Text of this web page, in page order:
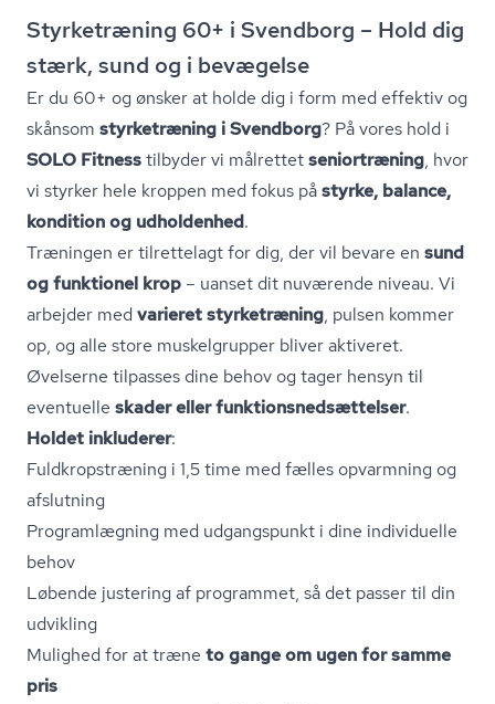
Styrketræning 60+ i Svendborg – Hold dig
stærk, sund og i bevægelse
Er du 60+ og ønsker at holde dig i form med effektiv og
skånsom styrketræning i Svendborg? På vores hold i
SOLO Fitnesstilbyder vi målrettetseniortræning, hvor
vi styrker hele kroppen med fokus påstyrke, balance,
kondition og udholdenhed.
Træningen er tilrettelagt for dig, der vil bevare en sund
og funktionel krop – uanset dit nuværende niveau. Vi
arbejder med varieret styrketræning, pulsen kommer
op, og alle store muskelgrupper bliver aktiveret.
Øvelserne tilpasses dine behov og tager hensyn til
eventuelle skader eller funk­tions­ned­sæt­tel­ser.
Holdet inkluderer:
Fuld­kro­p­stræ­ning i 1,5 time med fælles opvarmning og
afslutning
Programlægning med udgangspunkt i dine individuelle
behov
Løbende justering af programmet, så det passer til din
udvikling
Mulighed for at træne to gange om ugen for samme
pris